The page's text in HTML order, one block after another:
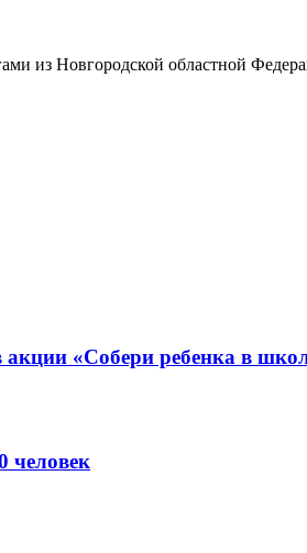
из Новгородской областной
«Собери ребенка в
человек